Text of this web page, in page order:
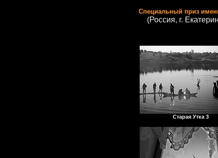
Специальный приз
(Россия, г.
Старая Утка 3